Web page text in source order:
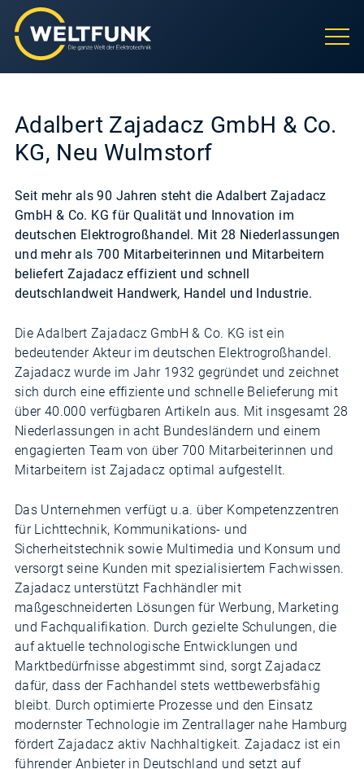
Adalbert Zajadacz GmbH & Co.
KG, Neu Wulmstorf
Seit mehr als 90 Jahren steht die Adalbert Zajadacz
GmbH & Co. KG für Qualität und Innovation im
deutschen Elektrogroßhandel. Mit 28 Niederlassungen
und mehr als 700 Mitarbeiterinnen und Mitarbeitern
beliefert Zajadacz effizient und schnell
deutschlandweit Handwerk, Handel und Industrie.
Die Adalbert Zajadacz GmbH & Co. KG ist ein
bedeutender Akteur im deutschen Elektrogroßhandel.
Zajadacz wurde im Jahr 1932 gegründet und zeichnet
sich durch eine effiziente und schnelle Belieferung mit
über 40.000 verfügbaren Artikeln aus. Mit insgesamt 28
Niederlassungen in acht Bundesländern und einem
engagierten Team von über 700 Mitarbeiterinnen und
Mitarbeitern ist Zajadacz optimal aufgestellt.
Das Unternehmen verfügt u.a. über Kompetenzzentren
für Lichttechnik, Kommunikations- und
Sicherheitstechnik sowie Multimedia und Konsum und
versorgt seine Kunden mit spezialisiertem Fachwissen.
Zajadacz unterstützt Fachhändler mit
maßgeschneiderten Lösungen für Werbung, Marketing
und Fachqualifikation. Durch gezielte Schulungen, die
auf aktuelle technologische Entwicklungen und
Marktbedürfnisse abgestimmt sind, sorgt Zajadacz
dafür, dass der Fachhandel stets wettbewerbsfähig
bleibt. Durch optimierte Prozesse und den Einsatz
modernster Technologie im Zentrallager nahe Hamburg
fördert Zajadacz aktiv Nachhaltigkeit. Zajadacz ist ein
führender Anbieter in Deutschland und setzt auf